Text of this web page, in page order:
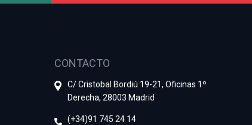
CONTACTO
C/ Cristobal Bordiú 19-21, Oficinas 1º
Derecha, 28003 Madrid
(+34)91 745 24 14